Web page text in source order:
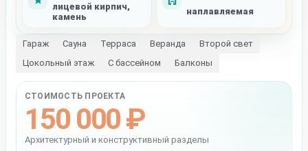
лицевой кирпич,
камень
наплавляемая
Гараж Сауна Терраса Веранда
Второй свет
Цокольный этаж
С бассейном Балконы
СТОИМОСТЬ ПРОЕКТА
150 000 ₽
Архитектурный и конструктивный разделы